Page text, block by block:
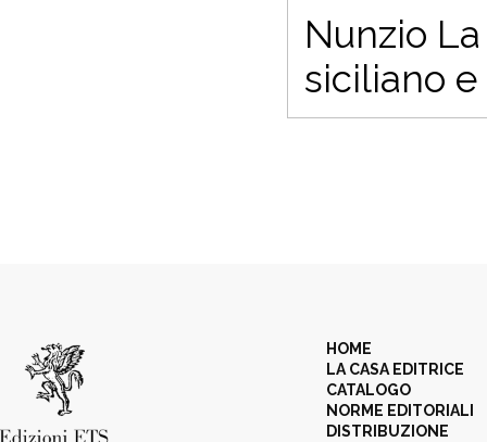
Nunzio
siciliano e
HOME
LA CASA EDITRICE
CATALOGO
NORME EDITORIALI
DISTRIBUZIONE